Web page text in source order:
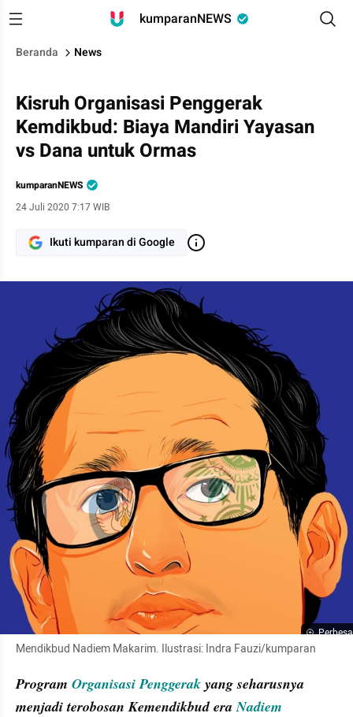
kumparanNEWS
Beranda News
Kisruh Organisasi Penggerak
Kemdikbud: Biaya Mandiri Yayasan
vs Dana untuk Ormas
kumparanNEWS
24 Juli 2020 7:17 WIB
Ikuti kumparan di Google
Mendikbud Nadiem Makarim. Ilustrasi: Indra Fauzi/kumparan
Program Organisasi Penggerak yang seharusnya
menjadi terobosan Kemendikbud era Nadiem